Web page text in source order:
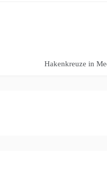
Hakenkreuze in